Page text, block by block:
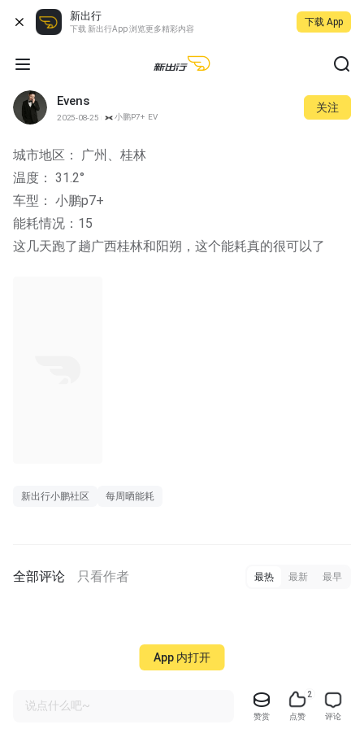
新出行
下载 新出行App 浏览更多精彩内容
下载 App
Evens
2025-08-25 小鹏P7+ EV
关注
城市地区： 广州、桂林
温度： 31.2°
车型： 小鹏p7+
能耗情况：15
这几天跑了趟广西桂林和阳朔，这个能耗真的很可以了
新出行小鹏社区 每周晒能耗
全部评论 只看作者 最热 最新 最早
说点什么吧~
赞赏
2
点赞 评论
App 内打开